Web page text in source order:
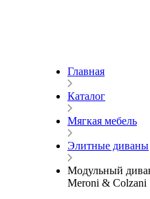
Главная
Каталог
Мягкая мебель
Элитные диваны
Модульный
Meroni & Colzani